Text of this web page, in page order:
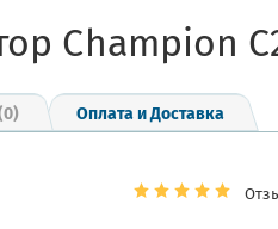
Champion
Оплата и Доставка